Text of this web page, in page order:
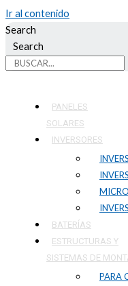
Ir al contenido
Search
Search
PANELES
SOLARES
INVERSORES
BATERÍAS
ESTRUCTURAS Y
SISTEMAS DE
PARA